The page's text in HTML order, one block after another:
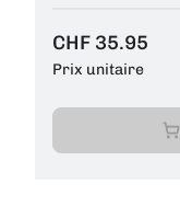
CHF 35.95
Prix unitaire